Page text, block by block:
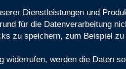
Dienstleistungen und
für die Datenverarbeitung
zu speichern, zum Beispiel zu
werden die Daten